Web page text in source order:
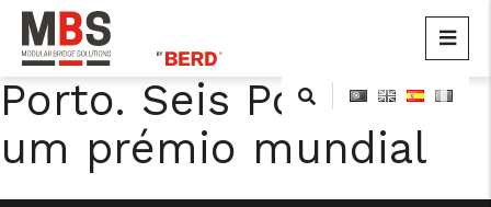
Skip
to
content
MBS
Modular Bridge Solutions
Porto. Seis Pontes e
um prémio mundial